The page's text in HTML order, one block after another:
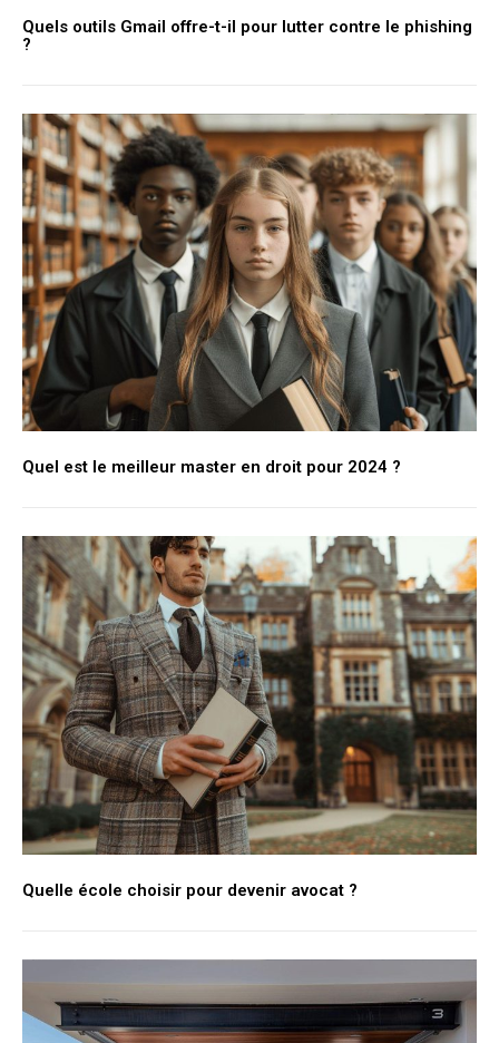
Quels outils Gmail offre-t-il pour lutter contre le phishing
?
Quel est le meilleur master en droit pour 2024 ?
Quelle école choisir pour devenir avocat ?